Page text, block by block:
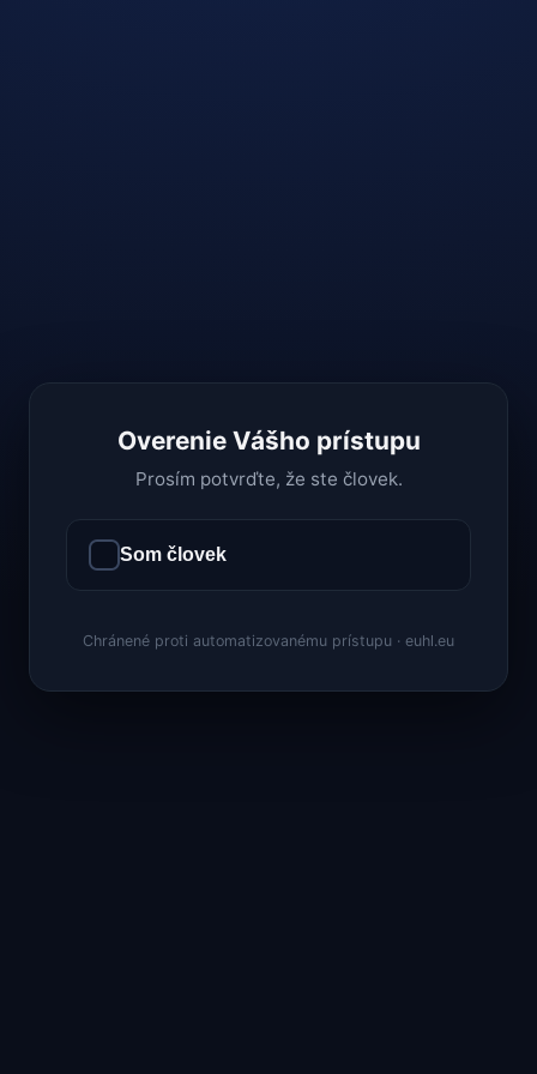
Overenie Vášho prístupu
Prosím potvrďte, že ste človek.
Som človek
Chránené proti automatizovanému prístupu · euhl.eu